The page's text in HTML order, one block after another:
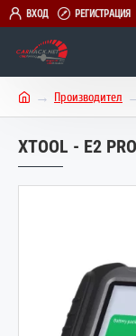
ВХОД РЕГИСТРАЦИЯ
m
e
Производител
XTOOL - E2 PRO